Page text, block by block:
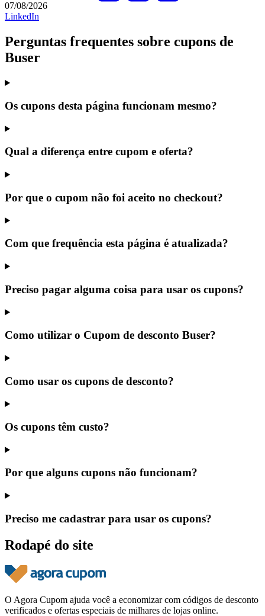
07/08/2026
LinkedIn
Perguntas frequentes sobre cupons de
Buser
Os cupons desta página funcionam mesmo?
Qual a diferença entre cupom e oferta?
Por que o cupom não foi aceito no checkout?
Com que frequência esta página é atualizada?
Preciso pagar alguma coisa para usar os cupons?
Como utilizar o Cupom de desconto Buser?
Como usar os cupons de desconto?
Os cupons têm custo?
Por que alguns cupons não funcionam?
Preciso me cadastrar para usar os cupons?
Rodapé do site
O Agora Cupom ajuda você a economizar com códigos de desconto
verificados e ofertas especiais de milhares de lojas online.